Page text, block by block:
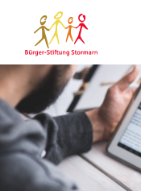
News
Über uns
Regionales